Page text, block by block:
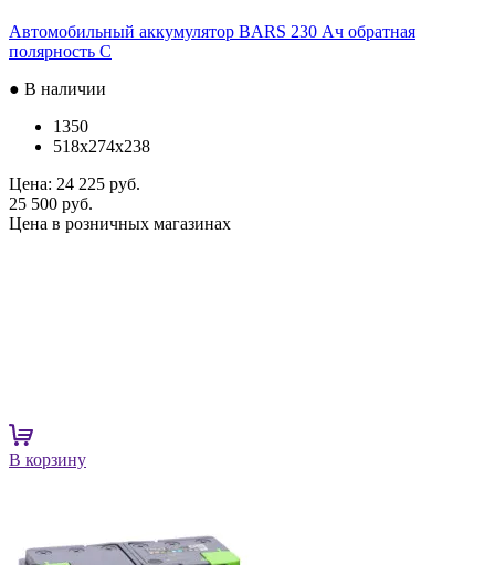
Автомобильный аккумулятор BARS 230 Ач обратная
полярность C
● В наличии
1350
518x274x238
Цена: 24 225 руб.
25 500 руб.
Цена в розничных магазинах
В корзину